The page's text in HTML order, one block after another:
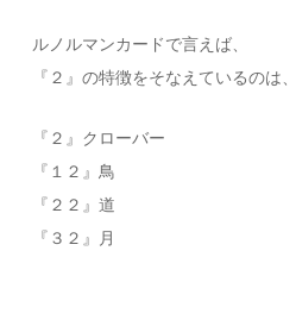
ルノルマンカードで言えば、
『２』の特徴をそなえているのは、
『２』クローバー
『１２』鳥
『２２』道
『３２』月